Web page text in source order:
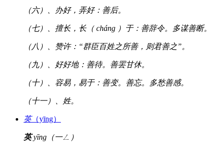
（六）、办好，弄好：善后。
（七）、擅长，长（ cháng ）于：善辞令。多谋善断。
（八）、赞许：“群臣百姓之所善，则君善之”。
（九）、好好地：善待。善罢甘休。
（十）、容易，易于：善变。善忘。多愁善感。
（十一）、姓。
英（yīng）
英yīng（一ㄥ）